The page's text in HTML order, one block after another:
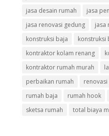
jasa desain rumah
jasa
jasa renovasi gedung
jasa
konstruksi baja
konstruksi
kontraktor kolam renang
kontraktor rumah murah
perbaikan rumah
rumah baja
rumah hook
sketsa rumah
total biaya